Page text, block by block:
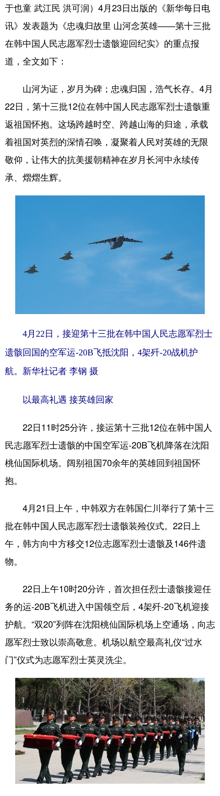
于也童 武江民 洪可润）4月23日出版的《新华每日电
讯》发表题为《忠魂归故里 山河念英雄——第十三批
在韩中国人民志愿军烈士遗骸迎回纪实》的重点报
道，全文如下：
山河为证，岁月为碑；忠魂归国，浩气长存。4月
22日，第十三批12位在韩中国人民志愿军烈士遗骸重
返祖国怀抱。这场跨越时空、跨越山海的归途，承载
着祖国对英烈的深情召唤，凝聚着人民对英雄的无限
敬仰，让伟大的抗美援朝精神在岁月长河中永续传
承、熠熠生辉。
4月22日，接迎第十三批在韩中国人民志愿军烈士
遗骸回国的空军运-20B飞抵沈阳，4架歼-20战机护
航。新华社记者 李钢 摄
以最高礼遇 接英雄回家
22日11时25分许，接运第十三批12位在韩中国人
民志愿军烈士遗骸的中国空军运-20B飞机降落在沈阳
桃仙国际机场。阔别祖国70余年的英雄回到祖国怀
抱。
4月21日上午，中韩双方在韩国仁川举行了第十三
批在韩中国人民志愿军烈士遗骸装殓仪式。22日上
午，韩方向中方移交12位志愿军烈士遗骸及146件遗
物。
22日上午10时20分许，首次担任烈士遗骸接迎任
务的运-20B飞机进入中国领空后，4架歼-20飞机迎接
护航。“双20”列阵在沈阳桃仙国际机场上空通场，向志
愿军烈士致以崇高敬意。机场以航空最高礼仪“过水
门”仪式为志愿军烈士英灵洗尘。